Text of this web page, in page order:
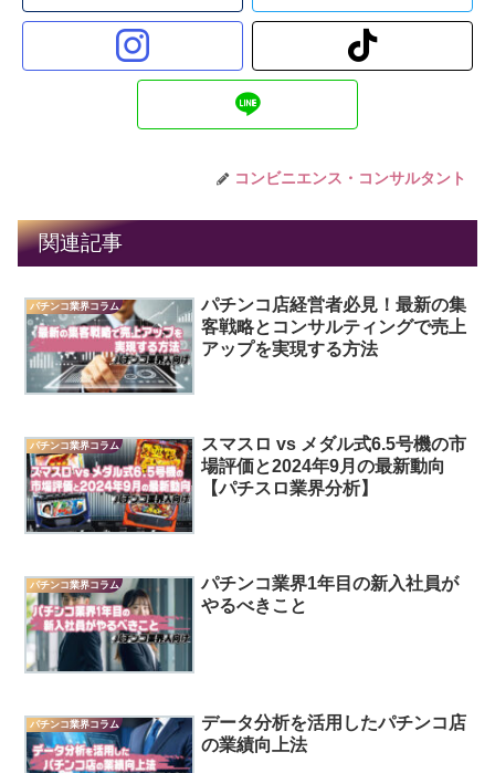
コンビニエンス・コンサルタント
関連記事
パチンコ業界コラム
パチンコ店経営者必見！最新の集
客戦略とコンサルティングで売上
アップを実現する方法
パチンコ業界コラム
スマスロ vs メダル式6.5号機の市
場評価と2024年9月の最新動向
【パチスロ業界分析】
パチンコ業界コラム
パチンコ業界1年目の新入社員が
やるべきこと
パチンコ業界コラム
データ分析を活用したパチンコ店
の業績向上法